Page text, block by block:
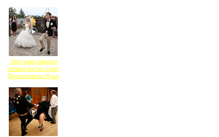
Этот танец невесты
оставит вас без слов!
Пересмотрела 10 раз